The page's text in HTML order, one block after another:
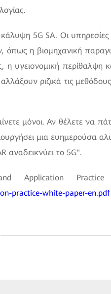
5G SA. Οι υπηρεσίες
η βιομηχανική
η υγειονομική περίθαλψη
ριζικά τις
μόνοι. Αν θέλετε να
μια ευημερούσα
αναδεικνύει το 5G .
Application
practice-white-paper-en.pdf